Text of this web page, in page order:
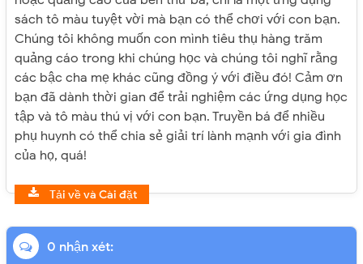
sách tô màu tuyệt vời mà bạn có thể chơi với con bạn.
Chúng tôi không muốn con mình tiêu thụ hàng trăm
quảng cáo trong khi chúng học và chúng tôi nghĩ rằng
các bậc cha mẹ khác cũng đồng ý với điều đó! Cảm ơn
bạn đã dành thời gian để trải nghiệm các ứng dụng học
tập và tô màu thú vị với con bạn. Truyền bá để nhiều
phụ huynh có thể chia sẻ giải trí lành mạnh với gia đình
của họ, quá!
Tải về và Cài đặt
0 nhận xét: